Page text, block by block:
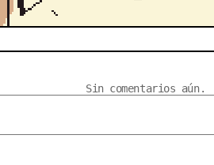
Sin comentarios aún.